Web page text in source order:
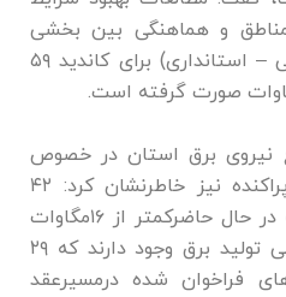
مناطق و هماهنگی بین بخشی
(محیط زیست- منابع طبیعی – استانداری) برای کاندید ۵۹
نیروی برق استان در خصوص
نیروگاه‌های حرارتی تولید پراکنده نیز خاطرنشان کرد: ۴۲
مگاوات ظرفیت منصوبه که در حال حاضرکمتر از ۱۶مگاوات
در چارچوب قرار داد تضمینی تولید برق وجود دارند که ۲۹
فراخوان شده درمسیرعقد